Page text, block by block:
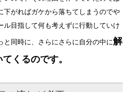
下がればガケから落ちてしまうのでや
ル目指して何も考えずに行動していけ
と同時に、さらにさらに自分の中に解
くるのです。